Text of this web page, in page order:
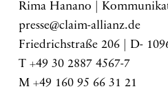
Rima Hanano |
presse@claim-allianz.de
Friedrichstraße 206 | D-
T +49 30 2887 4567-7
M +49 160 95 66 31 21